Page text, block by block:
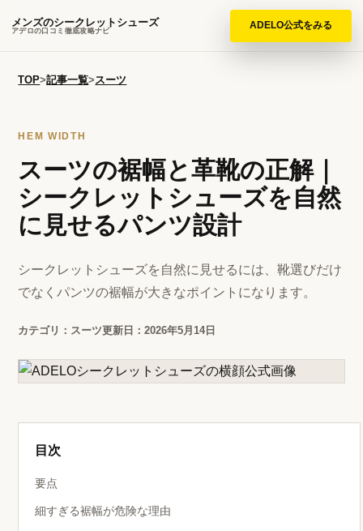
メンズのシークレットシューズ
アデロの口コミ徹底攻略ナビ ADELO公式をみる
TOP>記事一覧>スーツ
HEM WIDTH
スーツの裾幅と革靴の正解｜
シークレットシューズを自然
に見せるパンツ設計
シークレットシューズを自然に見せるには、靴選びだけ
でなくパンツの裾幅が大きなポイントになります。
カテゴリ：スーツ更新日：2026年5月14日
目次
要点
細すぎる裾幅が危険な理由